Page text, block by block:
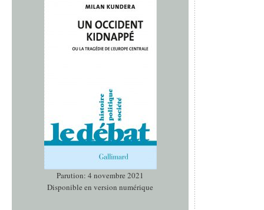
Parution: 4 novembre 2021
Disponible en version numérique